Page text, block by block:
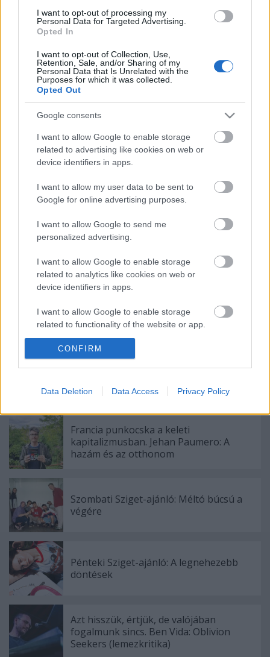
I want to opt-out of processing my
Personal Data for Targeted Advertising.
Opted In
I want to opt-out of Collection, Use,
Retention, Sale, and/or Sharing of my
Personal Data that Is Unrelated with the
Purposes for which it was collected.
Opted Out
Google consents
I want to allow Google to enable storage
related to advertising like cookies on web or
device identifiers in apps.
I want to allow my user data to be sent to
Google for online advertising purposes.
I want to allow Google to send me
personalized advertising.
I want to allow Google to enable storage
related to analytics like cookies on web or
device identifiers in apps.
I want to allow Google to enable storage
related to functionality of the website or app.
I want to allow Google to enable storage
related to personalization.
I want to allow Google to enable storage
related to security, including authentication
functionality and fraud prevention, and other
user protection.
CONFIRM
Data Deletion Data Access Privacy Policy
„Az ebben a kötetben olvasható életútinterjúk
duplán látleletek” – fogalmaz a könyv előszavában
Bajnai Zsolt, az NKA Hangfoglaló Program
elindítója. „Egyrészt, mert megidézik a kort, a
környezetet és a könnyűzenei életet, amire a
megszólalók visszaemlékeznek. Másrészt
megvilágítják kicsit a mostani időszakot is, hiszen az
objektivitásra törekvő kérdezők révén az interjúk
főszereplői a ma szemüvegén, a megidézett
események óta történt változások ismeretében
beszélik el a hazai zenei élet egy-egy szeletét. És ez
így van rendjén. Sőt, azt is mondhatnám, ezzel
tartozunk a jövőnek.”
cikksorozataHangfoglaló
Programegyüttműködésével készül.
Címkék:magazin könyvajánló hangfoglaló program
Ajánlott bejegyzések:
De persze nem úgy. Fazekas Gergely:
Négynegyed (könyvkritika)
Francia punkocska a keleti
kapitalizmusban. Jehan Paumero: A
hazám és az otthonom
Szombati Sziget-ajánló: Méltó búcsú a
végére
Pénteki Sziget-ajánló: A legnehezebb
döntések
Azt hisszük, értjük, de valójában
fogalmunk sincs. Ben Vida: Oblivion
Seekers (lemezkritika)